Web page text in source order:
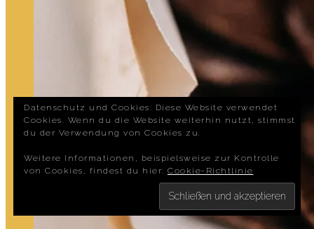
Datenschutz und Cookies: Diese Website verwendet
Cookies. Wenn du die Website weiterhin nutzt, stimmst
du der Verwendung von Cookies zu.
Weitere Informationen, beispielsweise zur Kontrolle
von Cookies, findest du hier: Cookie-Richtlinie